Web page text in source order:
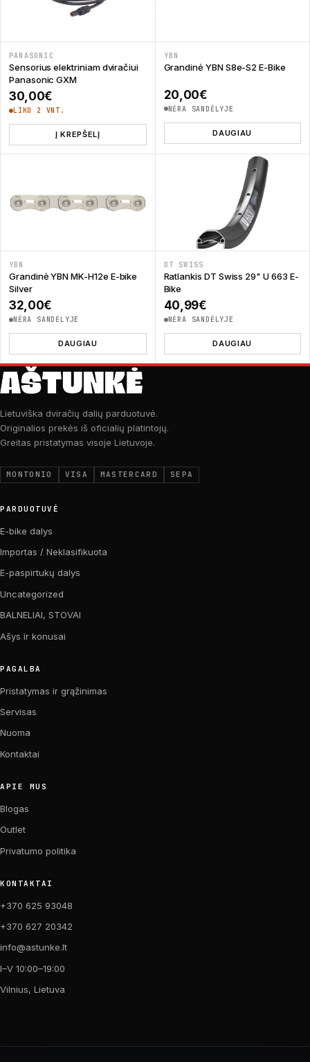
PANASONIC
Sensorius elektriniam dviračiui
Panasonic GXM
30,00€
LIKO 2 VNT.
Į KREPŠELĮ
YBN
Grandinė YBN S8e-S2 E-Bike
20,00€
NĖRA SANDĖLYJE
DAUGIAU
YBN
Grandinė YBN MK-H12e E-bike
Silver
32,00€
NĖRA SANDĖLYJE
DAUGIAU
DT SWISS
Ratlankis DT Swiss 29" U 663 E-
Bike
40,99€
NĖRA SANDĖLYJE
DAUGIAU
Lietuviška dviračių dalių parduotuvė.
Originalios prekės iš oficialių platintojų.
Greitas pristatymas visoje Lietuvoje.
MONTONIO VISA MASTERCARD SEPA
PARDUOTUVĖ
E-bike dalys
Importas / Neklasifikuota
E-paspirtukų dalys
Uncategorized
BALNELIAI, STOVAI
Ašys ir konusai
PAGALBA
Pristatymas ir grąžinimas
Servisas
Nuoma
Kontaktai
APIE MUS
Blogas
Outlet
Privatumo politika
KONTAKTAI
+370 625 93048
+370 627 20342
info@astunke.lt
I–V 10:00–19:00
Vilnius, Lietuva